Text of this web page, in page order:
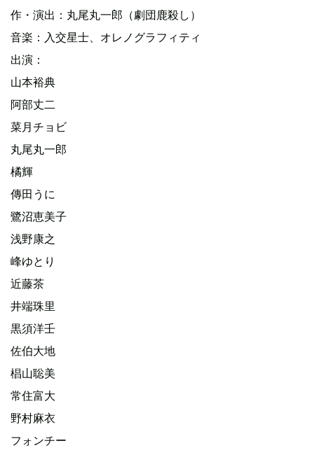
作・演出：丸尾丸一郎（劇団鹿殺し）
音楽：入交星士、オレノグラフィティ
出演：
山本裕典
阿部丈二
菜月チョビ
丸尾丸一郎
橘輝
傳田うに
鷺沼恵美子
浅野康之
峰ゆとり
近藤茶
井端珠里
黒須洋壬
佐伯大地
椙山聡美
常住富大
野村麻衣
フォンチー